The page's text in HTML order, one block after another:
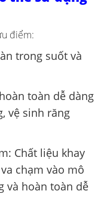
điểm:
trong suốt và
toàn dễ dàng
vệ sinh răng
Chất liệu khay
chạm vào mô
và hoàn toàn dễ